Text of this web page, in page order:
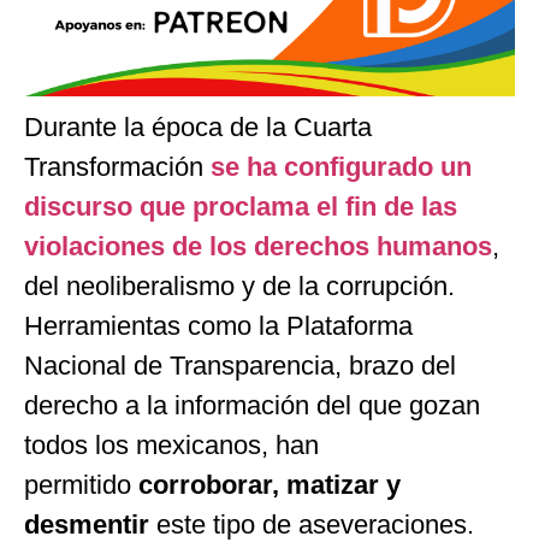
Durante la época de la Cuarta
Transformación se ha configurado un
discurso que proclama el fin de las
violaciones de los derechos humanos,
del neoliberalismo y de la corrupción.
Herramientas como la Plataforma
Nacional de Transparencia, brazo del
derecho a la información del que gozan
todos los mexicanos, han
permitido corroborar, matizar y
desmentir este tipo de aseveraciones.